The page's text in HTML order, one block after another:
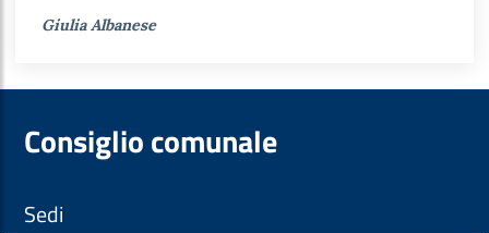
Giulia Albanese
Consiglio comunale
Sedi